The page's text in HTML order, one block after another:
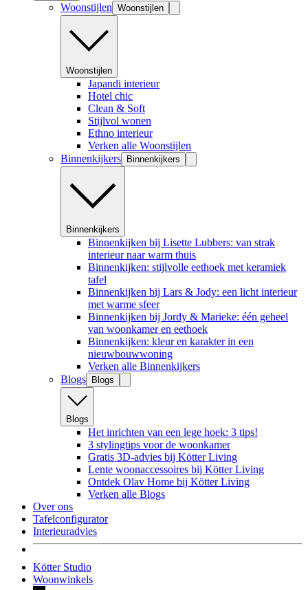
Woonstijlen Woonstijlen
Woonstijlen
Japandi interieur
Hotel chic
Clean & Soft
Stijlvol wonen
Ethno interieur
Verken alle Woonstijlen
Binnenkijkers
Binnenkijkers
Binnenkijkers
Binnenkijken bij Lisette Lubbers: van strak
interieur naar warm thuis
Binnenkijken: stijlvolle eethoek met keramiek
tafel
Binnenkijken bij Lars & Jody: een licht interieur
met warme sfeer
Binnenkijken bij Jordy & Marieke: één geheel
van woonkamer en eethoek
Binnenkijken: kleur en karakter in een
nieuwbouwwoning
Verken alle Binnenkijkers
Blogs
Blogs
Blogs
Het inrichten van een lege hoek: 3 tips!
3 stylingtips voor de woonkamer
Gratis 3D-advies bij Kötter Living
Lente woonaccessoires bij Kötter Living
Ontdek Olav Home bij Kötter Living
Verken alle Blogs
Over ons
Tafelconfigurator
Interieuradvies
Kötter Studio
Woonwinkels